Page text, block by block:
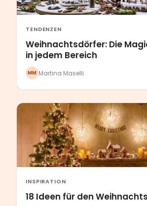
TENDENZEN
Weihnachtsdörfer: Die
in jedem Bereich
MM Martina Maselli
INSPIRATION
18 Ideen für den